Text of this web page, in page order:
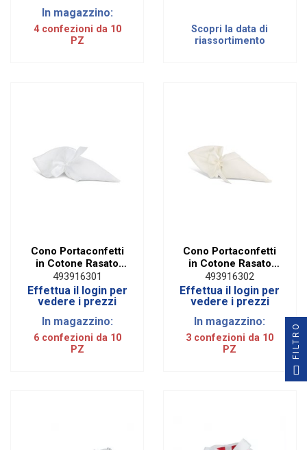
In magazzino:
4 confezioni da 10
PZ
Scopri la data di
riassortimento
Cono Portaconfetti
in Cotone Rasato
Bianco (10 PZ)
493916301
Effettua il login per
vedere i prezzi
In magazzino:
6 confezioni da 10
PZ
Cono Portaconfetti
in Cotone Rasato
Avorio (10 PZ)
493916302
Effettua il login per
vedere i prezzi
In magazzino:
3 confezioni da 10
PZ
FILTRO